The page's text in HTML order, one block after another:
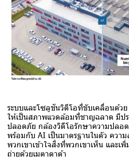
ระบบและโซลูชันวิดีโอที่ขับเคลื่อนด้ว
ให้เป็นสภาพแวดล้อมที่ชาญฉลาด มีป
ปลอดภัย กล้องวิดีโอรักษาความปลอ
พร้อมกับ AI เป็นมาตรฐานในตัว ควา
พวกเขาเข้าใจสิ่งที่พวกเขาเห็น และ
ถ่ายด้วยเมตาดาต้า